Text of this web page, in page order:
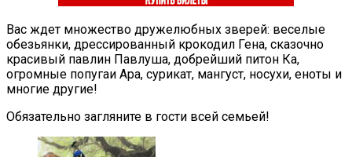
Вас ждет множество дружелюбных зверей: веселые
обезьянки, дрессированный крокодил Гена, сказочно
красивый павлин Павлуша, добрейший питон Ка,
огромные попугаи Ара, сурикат, мангуст, носухи, еноты и
многие другие!
Обязательно загляните в гости всей семьей!